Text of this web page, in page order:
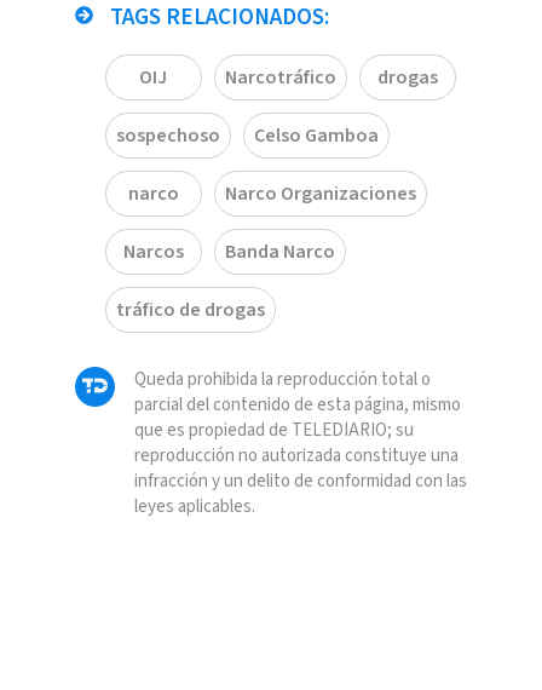
TAGS RELACIONADOS:
OIJ Narcotráfico drogas
sospechoso Celso Gamboa
narco Narco Organizaciones
Narcos Banda Narco
tráfico de drogas
Queda prohibida la reproducción total o
parcial del contenido de esta página, mismo
que es propiedad de TELEDIARIO; su
reproducción no autorizada constituye una
infracción y un delito de conformidad con las
leyes aplicables.